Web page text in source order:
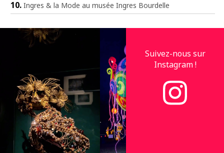
Ingres & la Mode au musée Ingres Bourdelle
Suivez-nous sur
Instagram !